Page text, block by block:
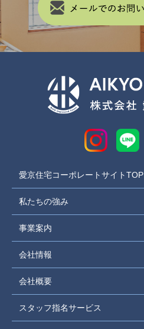
愛京住宅コーポレートサイトTOP
私たちの強み
事業案内
会社情報
会社概要
スタッフ指名サービス